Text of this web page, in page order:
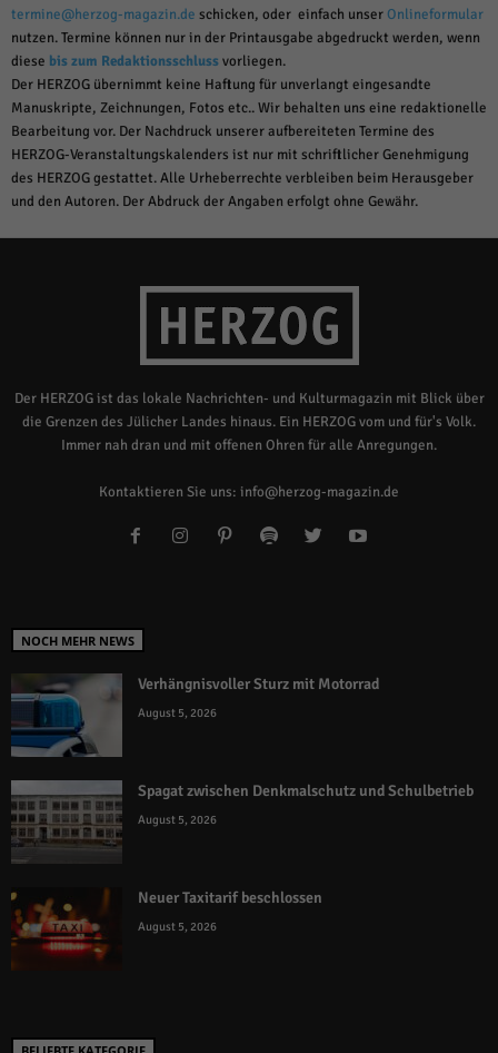
termine@herzog-magazin.de schicken, oder einfach unserOnlineformular
nutzen. Termine können nur in der Printausgabe abgedruckt werden, wenn
diese bis zum Redaktionsschlussvorliegen.
Der HERZOG übernimmt keine Haftung für unverlangt eingesandte
Manuskripte, Zeichnungen, Fotos etc.. Wir behalten uns eine redaktionelle
Bearbeitung vor. Der Nachdruck unserer aufbereiteten Termine des
HERZOG-Veranstaltungskalenders ist nur mit schriftlicher Genehmigung
des HERZOG gestattet. Alle Urheberrechte verbleiben beim Herausgeber
und den Autoren. Der Abdruck der Angaben erfolgt ohne Gewähr.
Der HERZOG ist das lokale Nachrichten- und Kulturmagazin mit Blick über
die Grenzen des Jülicher Landes hinaus. Ein HERZOG vom und für's Volk.
Immer nah dran und mit offenen Ohren für alle Anregungen.
Kontaktieren Sie uns: info@herzog-magazin.de
NOCH MEHR NEWS
Verhängnisvoller Sturz mit Motorrad
August 5, 2026
Spagat zwischen Denkmalschutz und Schulbetrieb
August 5, 2026
Neuer Taxitarif beschlossen
August 5, 2026